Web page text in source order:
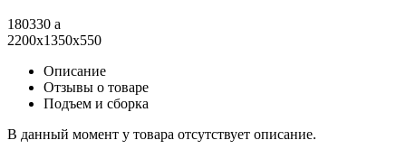
180330 a
2200x1350x550
Описание
Отзывы о товаре
Подъем и сборка
В данный момент у товара отсутствует описание.